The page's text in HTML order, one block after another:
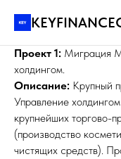
Проект 1: Миграция
холдингом.
Описание: Крупный
Управление
крупнейших торгово-
(производство
чистящих средств).